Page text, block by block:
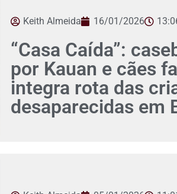
Keith Almeida 16/01/2026
“Casa Caída”:
por Kauan e cães
integra rota das
desaparecidas em